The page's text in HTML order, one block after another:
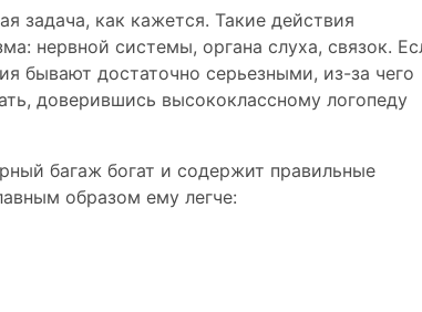
задача, как кажется. Такие действия
нервной системы, органа слуха, связок.
бывают достаточно серьезными, из-за чего
доверившись высококлассному логопеду
багаж богат и содержит правильные
образом ему легче: